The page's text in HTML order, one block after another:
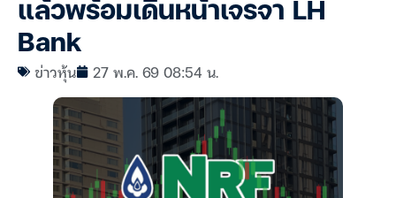
แล้วพร้อมเดินหน้าเจรจา LH
Bank
ข่าวหุ้น 27 พ.ค. 69 08:54 น.